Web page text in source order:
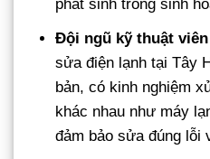
phát sinh trong sinh
Đội ngũ kỹ thuật
sửa điện lạnh tại Tây
bản, có kinh nghiệm
khác nhau như máy
đảm bảo sửa đúng lỗi